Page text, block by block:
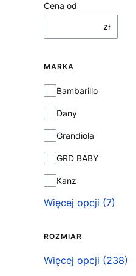
Cena od
zł
MARKA
Marka
Bambarillo
Dany
Grandiola
GRD BABY
Kanz
Więcej opcji (7)
ROZMIAR
Rozmiar
Więcej opcji (238)